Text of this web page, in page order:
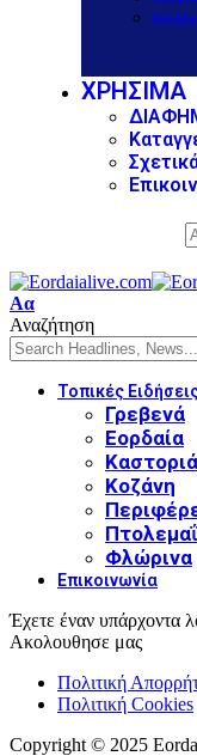
Ελλάδα
ΧΡΗΣΙΜΑ
Αα
Αναζήτηση
Τοπικές
Γρεβενά
Εορδαία
Καστοριά
Κοζάνη
Φλώρινα
Επικοινωνία
Έχετε έναν υπάρχοντα
Ακολουθησε μας
Πολιτική
Πολιτική Cookies
Copyright © 2025